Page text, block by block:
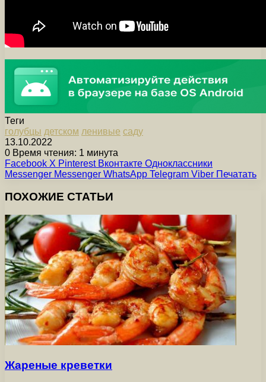
Теги
голубцы детском ленивые саду
13.10.2022
0 Время чтения: 1 минута
Facebook X Pinterest Вконтакте Одноклассники
Messenger Messenger WhatsApp Telegram Viber Печатать
ПОХОЖИЕ СТАТЬИ
Жареные креветки